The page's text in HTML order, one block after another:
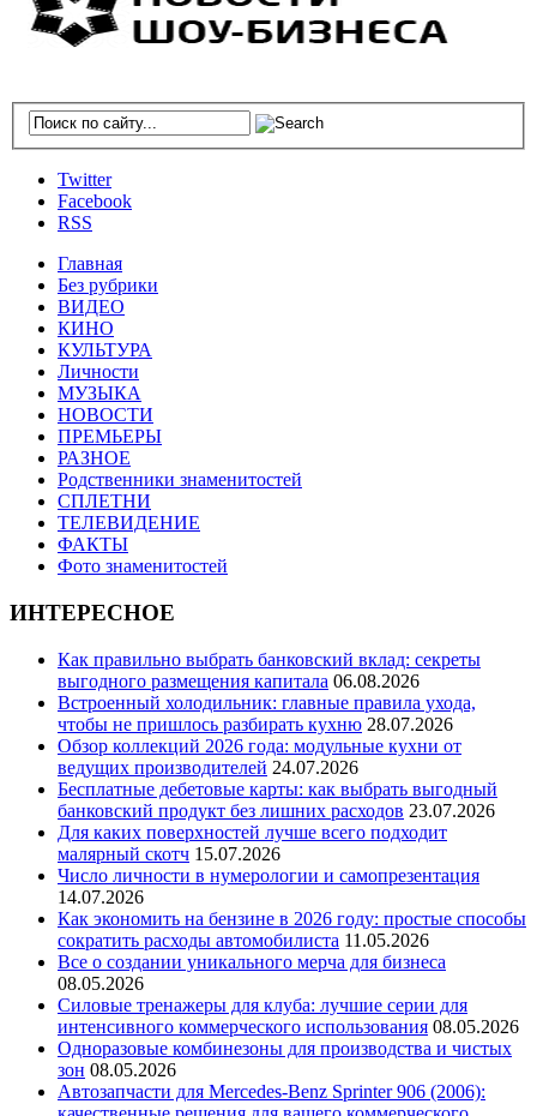
Twitter
Facebook
RSS
Главная
Без рубрики
ВИДЕО
КИНО
КУЛЬТУРА
Личности
МУЗЫКА
НОВОСТИ
ПРЕМЬЕРЫ
РАЗНОЕ
Родственники знаменитостей
СПЛЕТНИ
ТЕЛЕВИДЕНИЕ
ФАКТЫ
Фото знаменитостей
ИНТЕРЕСНОЕ
Как правильно выбрать банковский вклад: секреты
выгодного размещения капитала 06.08.2026
Встроенный холодильник: главные правила ухода,
чтобы не пришлось разбирать кухню 28.07.2026
Обзор коллекций 2026 года: модульные кухни от
ведущих производителей 24.07.2026
Бесплатные дебетовые карты: как выбрать выгодный
банковский продукт без лишних расходов 23.07.2026
Для каких поверхностей лучше всего подходит
малярный скотч 15.07.2026
Число личности в нумерологии и самопрезентация
14.07.2026
Как экономить на бензине в 2026 году: простые способы
сократить расходы автомобилиста 11.05.2026
Все о создании уникального мерча для бизнеса
08.05.2026
Силовые тренажеры для клуба: лучшие серии для
интенсивного коммерческого использования 08.05.2026
Одноразовые комбинезоны для производства и чистых
зон 08.05.2026
Автозапчасти для Mercedes-Benz Sprinter 906 (2006):